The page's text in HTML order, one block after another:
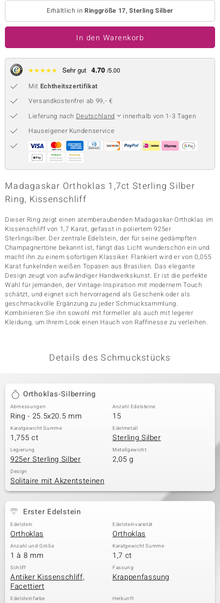
Collection
Classics
Erhältlich inRinggröße 17, Sterling Silber
In den Warenkorb
★★★★★ Sehr gut 4.70 /5.00
Mit Echtheitszertifikat
Versandkostenfrei ab 99,- €
Lieferung nach Deutschland
innerhalb von 1-3 Tagen
Hauseigener Kundenservice
Madagaskar Orthoklas 1,7ct Sterling Silber
Ring, Kissenschliff
Dieser Ring zeigt einen atemberaubenden Madagaskar-Orthoklas im
Kissenschliff von 1,7 Karat, gefasst in poliertem 925er
Sterlingsilber. Der zentrale Edelstein, der für seine gedämpften
Champagnertöne bekannt ist, fängt das Licht wunderschön ein und
macht ihn zu einem sofortigen Klassiker. Flankiert wird er von 0,055
Karat funkelnden weißen Topasen aus Brasilien. Das elegante
Design zeugt von aufwändiger Handwerkskunst. Er ist die perfekte
Wahl für jemanden, der Vintage-Inspiration mit modernem Touch
schätzt, und eignet sich hervorragend als Geschenk oder als
geschmackvolle Ergänzung zu jeder Schmucksammlung.
Kombinieren Sie ihn sowohl mit formeller als auch mit legerer
Kleidung, um Ihrem Look einen Hauch von Raffinesse zu verleihen.
Details des Schmuckstücks
Orthoklas-Silberring
Abmessungen
Ring - 25.5x20.5 mm
Anzahl Edelsteine
15
Karatgewicht Summe
1,755 ct
Edelmetall
Sterling Silber
Legierung
925er Sterling Silber
Metallgewicht
2,05 g
Design
Solitaire mit Akzentsteinen
Erster Edelstein
Edelstein
Orthoklas
Edelsteinvarietät
Orthoklas
Anzahl und Größe
1 à 8 mm
Karatgewicht Summe
1,7 ct
Schliff
Antiker Kissenschliff,
Facettiert
Fassung
Krappenfassung
Edelsteinfarbe Herkunft